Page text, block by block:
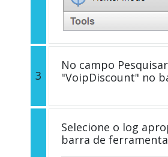
3
No campo
"VoipDiscount" no
Selecione o log
barra de